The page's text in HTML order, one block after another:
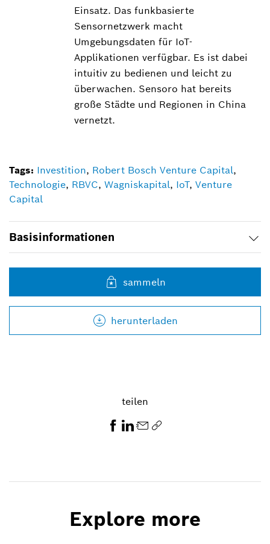
Einsatz. Das funkbasierte
Sensornetzwerk macht
Umgebungsdaten für IoT-
Applikationen verfügbar. Es ist dabei
intuitiv zu bedienen und leicht zu
überwachen. Sensoro hat bereits
große Städte und Regionen in China
vernetzt.
Tags: Investition, Robert Bosch Venture Capital,
Technologie, RBVC, Wagniskapital, IoT, Venture
Capital
Basisinformationen
sammeln
herunterladen
teilen
Explore more